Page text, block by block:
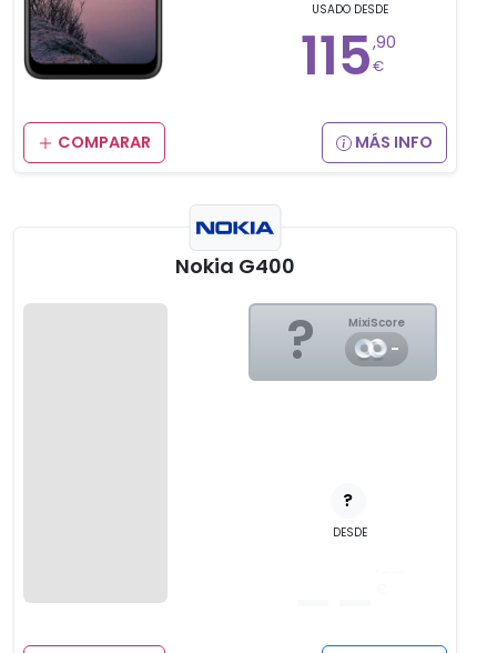
USADO DESDE
115,90
€
COMPARAR MÁS INFO
Nokia G400
? MixiScore
-
?
DESDE